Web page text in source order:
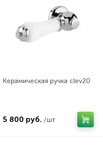
Керамическая ручка clev20
5 800 руб. /шт